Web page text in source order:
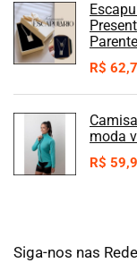
Parente
R$
moda
R$
Siga-nos nas